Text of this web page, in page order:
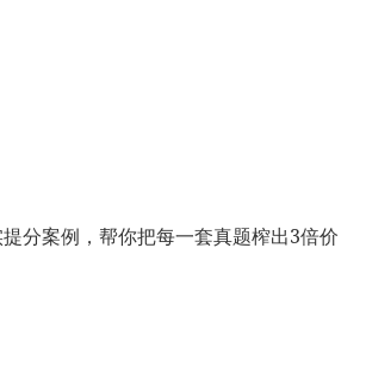
分案例，帮你把每一套真题榨出3倍价